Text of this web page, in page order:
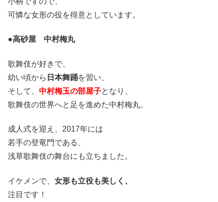
可憐な女形の役を得意としています。
●高砂屋 中村梅丸
歌舞伎が好きで、
幼い頃から 日本舞踊を習い、
そして、 中村梅玉の部屋子となり、
歌舞伎の世界へと足を進めた中村梅丸。
成人式を迎え、2017年には
若手の登竜門である、
浅草歌舞伎の舞台にも立ちました。
イケメンで、 女形も立役も美しく、
注目です！